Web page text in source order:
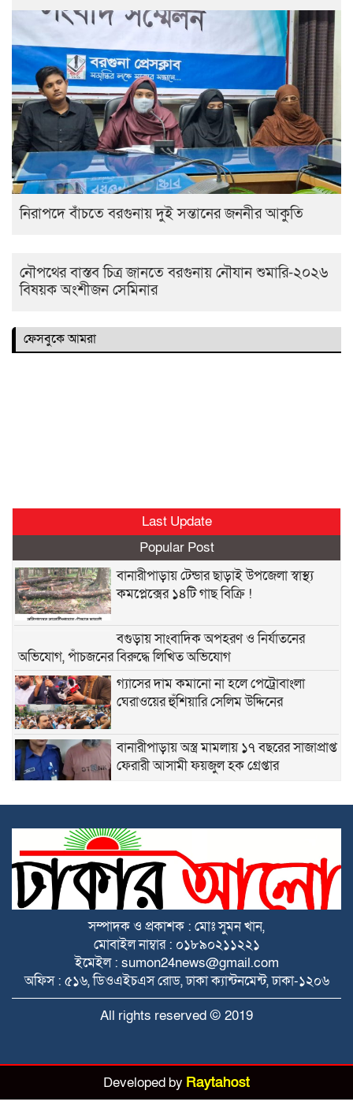
নিরাপদে বাঁচতে বরগুনায় দুই সন্তানের জননীর আকুতি
নৌপথের বাস্তব চিত্র জানতে বরগুনায় নৌযান শুমারি-২০২৬
বিষয়ক অংশীজন সেমিনার
ফেসবুকে আমরা
Last Update
Popular Post
বানারীপাড়ায় টেন্ডার ছাড়াই উপজেলা স্বাস্থ্য
কমপ্লেক্সের ১৪টি গাছ বিক্রি !
বগুড়ায় সাংবাদিক অপহরণ ও নির্যাতনের
অভিযোগ, পাঁচজনের বিরুদ্ধে লিখিত অভিযোগ
গ্যাসের দাম কমানো না হলে পেট্রোবাংলা
ঘেরাওয়ের হুঁশিয়ারি সেলিম উদ্দিনের
বানারীপাড়ায় অস্ত্র মামলায় ১৭ বছরের সাজাপ্রাপ্ত
ফেরারী আসামী ফয়জুল হক গ্রেপ্তার
সাধারণ সম্পাদক আহত
নিরাপদে বাঁচতে বরগুনায় দুই সন্তানের জননীর
আকুতি
নৌপথের বাস্তব চিত্র জানতে বরগুনায় নৌযান
শুমারি-২০২৬ বিষয়ক অংশীজন সেমিনার
দেখার যেন কেউ নেই ! বানারীপাড়া-বরিশাল
নাগেশ্বরীতে মুক্তিযোদ্ধার লাশ রাষ্ট্রিয় মর্যাদায়
দাফন সম্পন্ন হয়েছে।
সম্পাদক ও প্রকাশক : মোঃ সুমন খান,
মোবাইল নাম্বার : ০১৮৯০২১১২২১
ইমেইল : sumon24news@gmail.com
অফিস : ৫১৬, ডিওএইচএস রোড, ঢাকা ক্যান্টনমেন্ট, ঢাকা-১২০৬
All rights reserved © 2019
Developed by Raytahost